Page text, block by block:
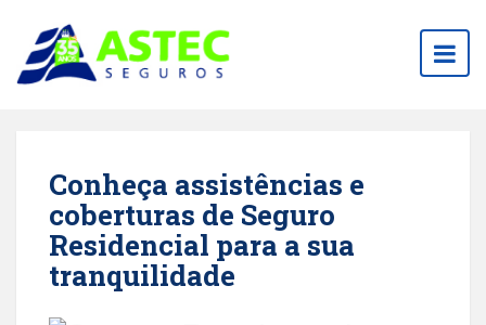
Conheça assistências e
coberturas de Seguro
Residencial para a sua
tranquilidade